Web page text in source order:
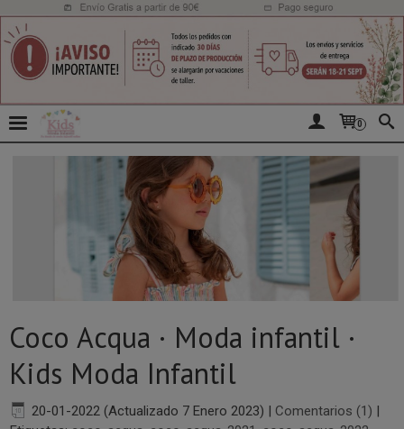
0
Coco Acqua · Moda infantil ·
Kids Moda Infantil
20-01-2022 (Actualizado 7 Enero 2023) Comentarios (1)